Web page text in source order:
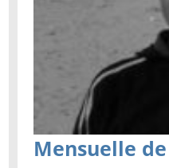
Mensuelle